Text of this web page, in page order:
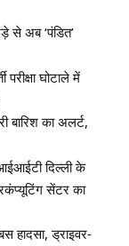
से अब ‘पंडित’
घोटाले में
का अलर्ट,
दिल्ली के
सेंटर का
हादसा, ड्राइवर-